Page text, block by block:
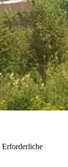
Erforderliche